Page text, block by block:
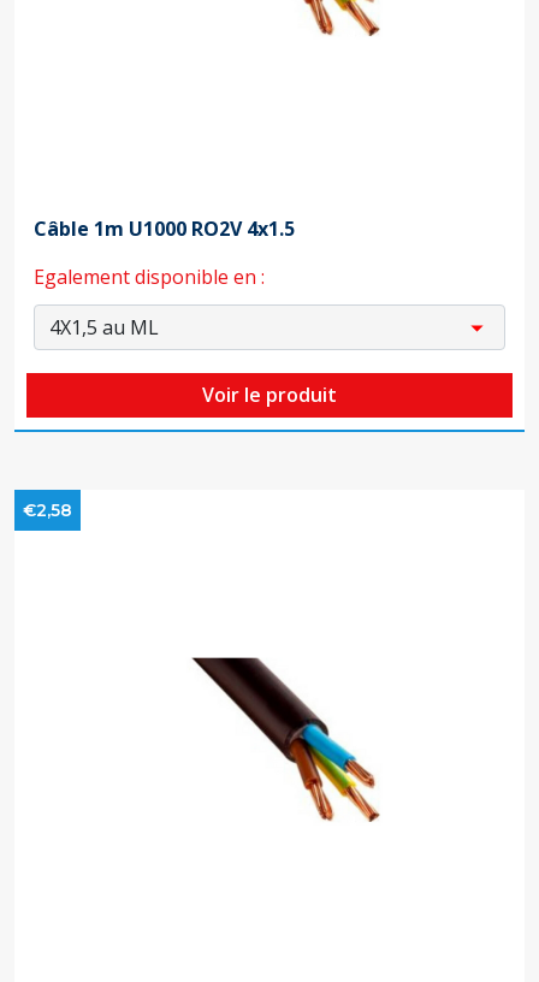
Câble 1m U1000 RO2V 4x1.5
Egalement disponible en :
Voir le produit
€2,58